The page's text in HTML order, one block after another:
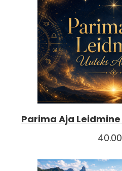
Parima Aja
40.00